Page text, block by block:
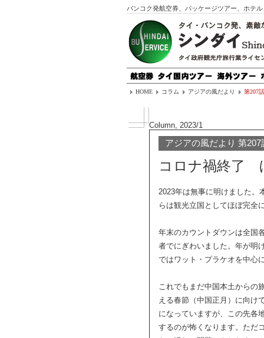
バンコク発航空券、パッケージツアー、ホテ
HOME コラム アジアの風だより 第207
Column, 2023/1
アジアの風だより 第207
コロナ禍終了
2023年は無事に明けました。
らは観光立国としてほぼ完全
年末のカウントダウンは全国
者でにぎわいました。年が明
ではワット・プラケオを中心
これでもまだ中国本土からの
える春節（中国正月）に向け
になっていますが、この先各
するのが怖くなります。ただ